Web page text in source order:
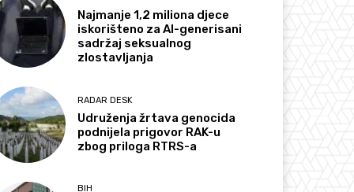
Najmanje 1,2 miliona djece
iskorišteno za AI-generisani
sadržaj seksualnog
zlostavljanja
RADAR DESK
Udruženja žrtava genocida
podnijela prigovor RAK-u
zbog priloga RTRS-a
BIH